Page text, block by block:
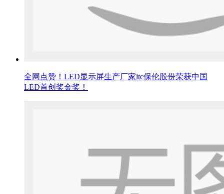
全网点赞！LED显示屏生产厂家itc保伦股份荣获中国
LED首创奖金奖！